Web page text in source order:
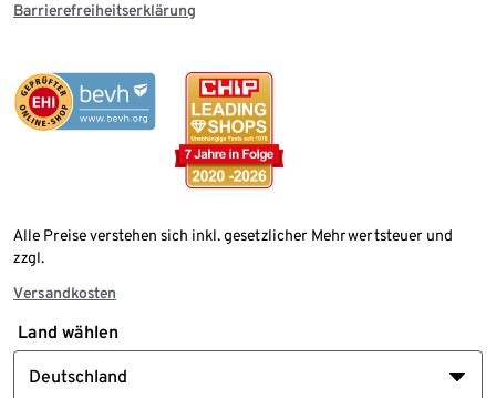
Barrierefreiheitserklärung
Alle Preise verstehen sich inkl. gesetzlicher Mehrwertsteuer und
zzgl.
Versandkosten
Land wählen
Deutschland